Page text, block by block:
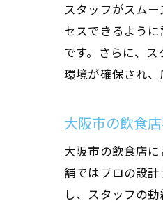
スタッフがスム
セスできるよう
です。さらに、
環境が確保され、
大阪市の飲食
大阪市の飲食店
舗ではプロの設
し、スタッフの